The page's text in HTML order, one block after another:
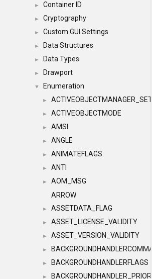
► Container ID
► Cryptography
► Custom GUI Settings
► Data Structures
► Data Types
► Drawport
▼ Enumeration
►
► ACTIVEOBJECTMODE
► AMSI
► ANGLE
► ANIMATEFLAGS
► ANTI
►
AOM_MSG
ARROW
► ASSETDATA_FLAG
► ASSET_LICENSE_VALIDITY
► ASSET_VERSION_VALIDITY
►
► BACKGROUNDHANDLERFLAGS
►